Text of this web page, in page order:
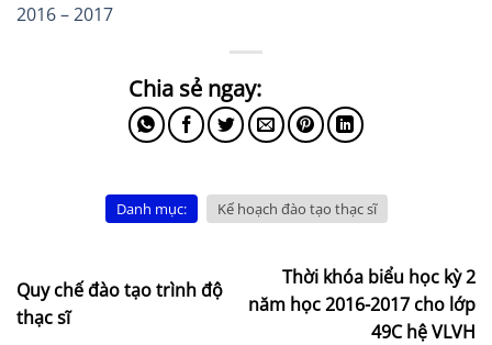
2016 – 2017
Danh mục: Kế hoạch đào tạo thạc sĩ
Quy chế đào tạo trình độ
thạc sĩ
Thời khóa biểu học kỳ 2
năm học 2016-2017 cho lớp
49C hệ VLVH